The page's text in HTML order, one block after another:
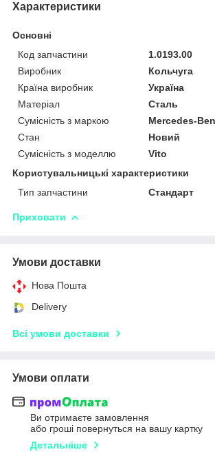
Характеристики
Основні
Код запчастини
1.0193.00
Виробник
Кольчуга
Країна виробник
Україна
Матеріал
Сталь
Сумісність з маркою
Mercedes-
Стан
Новий
Сумісність з моделлю
Vito
Користувальницькі характеристики
Тип запчастини
Стандарт
Приховати
Умови доставки
Нова Пошта
Delivery
Всі умови доставки
Умови оплати
Ви отримаєте замовлення
або гроші повернуться на вашу картку
Детальніше